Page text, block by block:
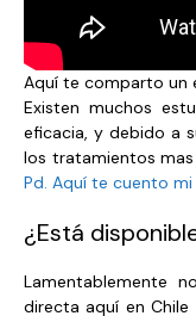
Aquí te comparto un
Existen muchos
eficacia, y debido a
los tratamientos
Pd. Aquí te cuento
¿Está
Lamentablemente
directa aquí en